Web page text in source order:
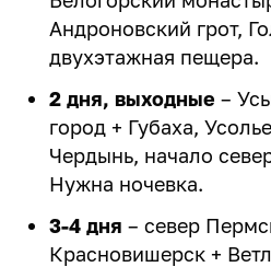
Андроновский грот,
двухэтажная пещера.
2 дня, выходные –
город + Губаха,
Чердынь, начало
Нужна ночевка.
3-4 дня – север
Красновишерск +